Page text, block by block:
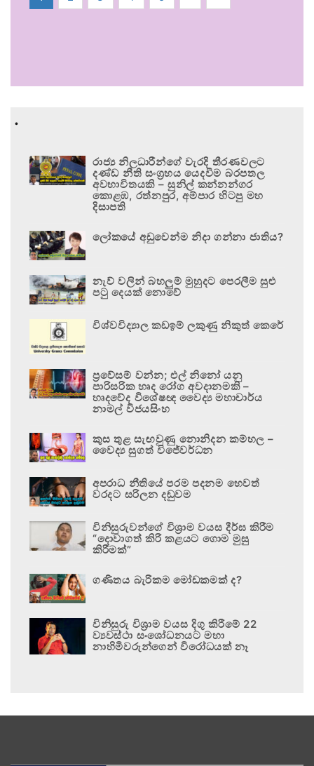
.
රාජ්‍ය නිලධාරීන්ගේ වැරදි තීරණවලට
දණ්ඩ නීති සංග්‍රහය යෙදවීම බරපතල
අවභාවිතයකි – සුනිල් කන්නන්ගර
කොළඹ, රත්නපුර, අම්පාර හිටපු මහ
දිසාපති
ලෝකයේ අඩුවෙන්ම නිදා ගන්නා ජාතිය?
නැව් වලින් බහලුම් මුහුදට පෙරලීම සුළු
පටු දෙයක් නොවේ
විශ්වවිද්‍යාල කඩඉම් ලකුණු නිකුත් කෙරේ
ප්‍රවේසම් වන්න; එල් නිනෝ යනු
පාරිසරික හෘද රෝග අවදානමකි –
හෘදවේද විශේෂඥ වෛද්‍ය මහාචාර්ය
නාමල් විජයසිංහ
කුස තුළ සැඟවුණු නොනිදන කම්හල –
වෛද්‍ය සුගත් විජේවර්ධන
අපරාධ නීතියේ පරම පදනම හෙවත්
වරදට සරිලන දඬුවම
විනිසුරුවන්ගේ විශ්‍රාම වයස දීර්ඝ කිරීම
“දොවාගත් කිරි කළයට ගොම මුසු
කිරීමක්”
ගණිතය බැරිකම මෝඩකමක් ද?
විනිසුරු විශ්‍රාම වයස දිගු කිරීමේ 22
ව්‍යවස්ථා සංශෝධනයට මහා
නාහිමිවරුන්ගෙන් විරෝධයක් නෑ